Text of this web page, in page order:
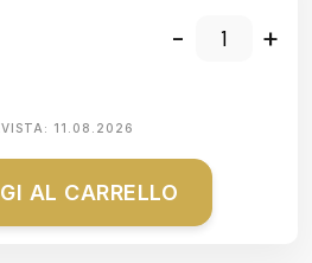
- +
11.08.2026
AL CARRELLO